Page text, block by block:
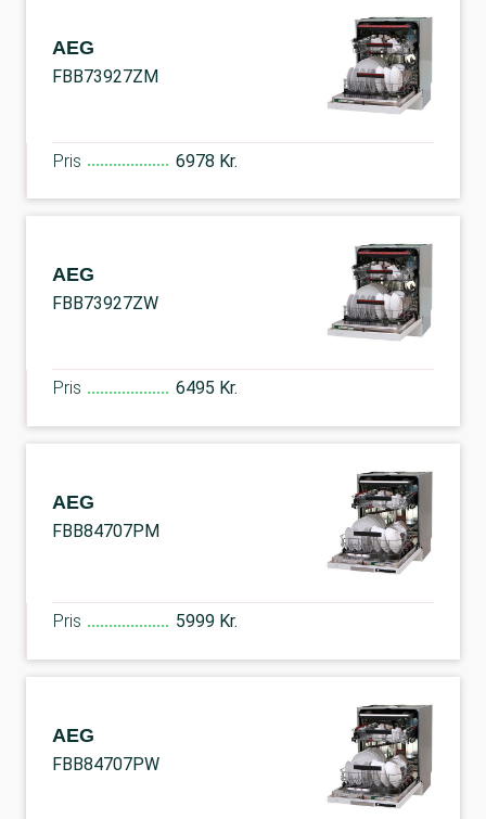
AEG
FBB73927ZM
Pris 6978 Kr.
AEG
FBB73927ZW
Pris 6495 Kr.
AEG
FBB84707PM
Pris 5999 Kr.
AEG
FBB84707PW